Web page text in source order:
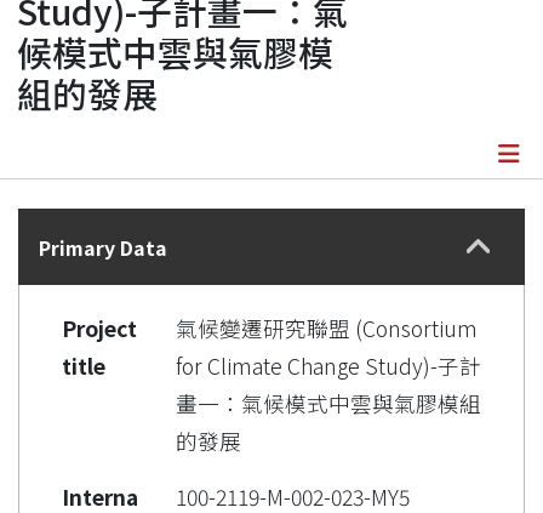
Statistics
Study)-子計畫一：氣
候模式中雲與氣膠模
組的發展
Details
Primary Data
Project
title
氣候變遷研究聯盟 (Consortium
for Climate Change Study)-子計
畫一：氣候模式中雲與氣膠模組
的發展
Interna
100-2119-M-002-023-MY5